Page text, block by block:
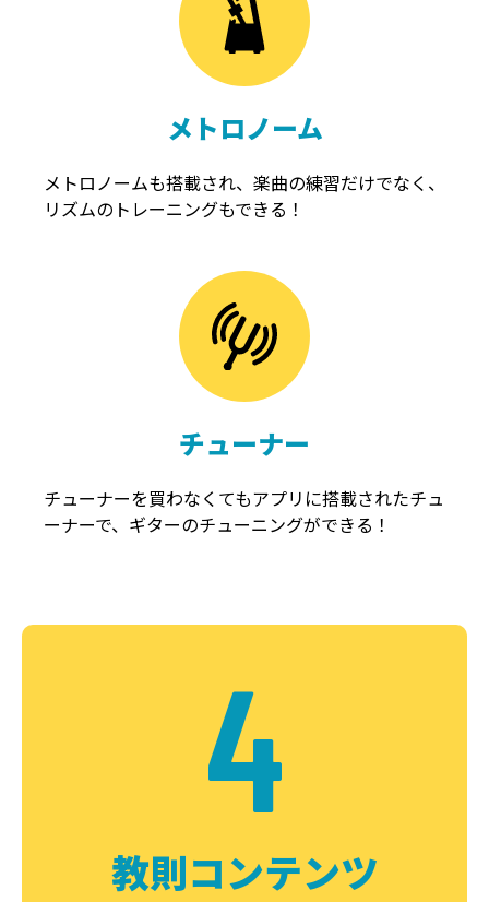
メトロノーム
メトロノームも搭載され、楽曲の練習だけでなく、
リズムのトレーニングもできる！
チューナー
チューナーを買わなくてもアプリに搭載されたチュ
ーナーで、ギターのチューニングができる！
4
教則コンテンツ